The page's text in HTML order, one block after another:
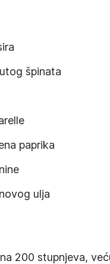
špinata
paprika
ulja
200 stupnjeva,